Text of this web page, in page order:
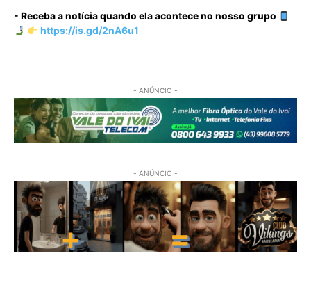
- Receba a notícia quando ela acontece no nosso grupo
https://is.gd/2nA6u1
- ANÚNCIO -
- ANÚNCIO -